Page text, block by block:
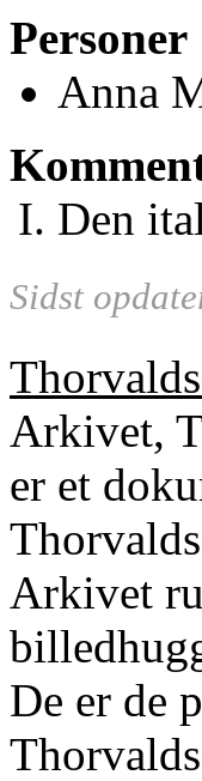
Personer
Anna
Den
Sidst
Arkivet,
er et
Arkivet
De er de